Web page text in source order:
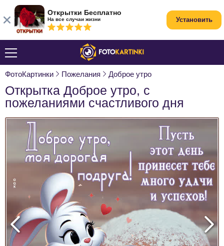
ФотоКартинки Пожелания Доброе утро
Открытка Доброе утро, с
пожеланиями счастливого дня
Открытки Бесплатно
На все случаи жизни Установить